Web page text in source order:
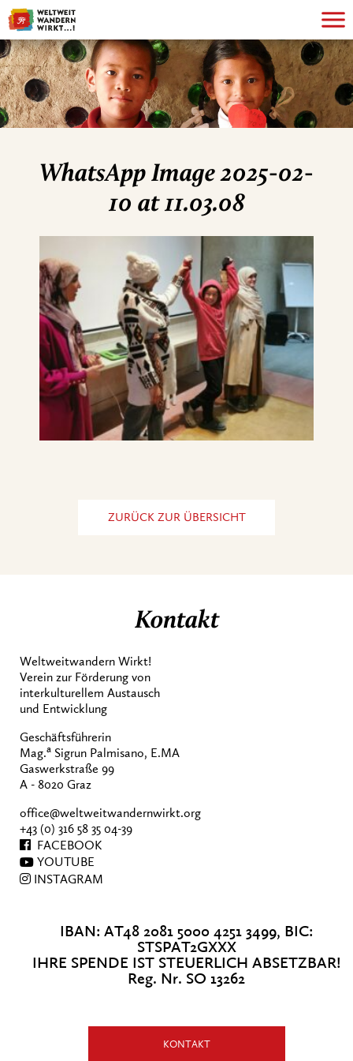
WhatsApp Image 2025-02-
10 at 11.03.08
ZURÜCK ZUR ÜBERSICHT
Kontakt
Weltweitwandern Wirkt!
Verein zur Förderung von
interkulturellem Austausch
und Entwicklung
Geschäftsführerin
Mag.a Sigrun Palmisano, E.MA
Gaswerkstraße 99
A - 8020 Graz
office@weltweitwandernwirkt.org
+43 (0) 316 58 35 04-39
FACEBOOK
YOUTUBE
INSTAGRAM
IBAN: AT48 2081 5000 4251 3499, BIC:
STSPAT2GXXX
IHRE SPENDE IST STEUERLICH ABSETZBAR!
Reg. Nr. SO 13262
KONTAKT